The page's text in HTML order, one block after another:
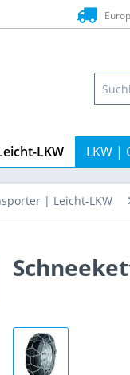
LKW LKW |
| Leicht-LKW